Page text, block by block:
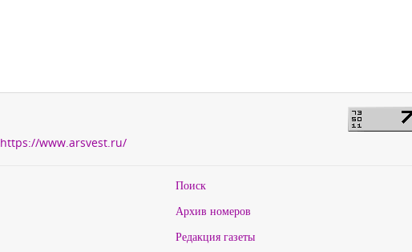
https://www.arsvest.ru/
Поиск
Архив номеров
Редакция газеты